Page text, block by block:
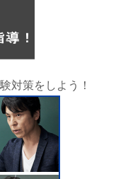
対策をしよう！